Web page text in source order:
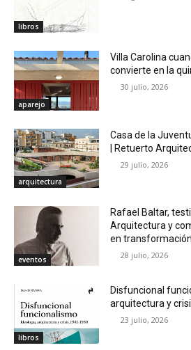
libros
aparejo
Villa Carolina
convierte en la
30 julio, 2026
arquitectura
Casa de la
| Retuerto
29 julio, 2026
eventos
Rafael Baltar,
Arquitectura y
en transformación
28 julio, 2026
libros
Disfuncional
arquitectura y
23 julio, 2026